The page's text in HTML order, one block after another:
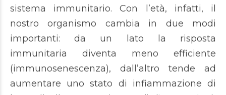
sistema immunitario. Con l’età, infatti, il
nostro organismo cambia in due modi
importanti: da un lato la risposta
immunitaria diventa meno efficiente
(immunosenescenza), dall’altro tende ad
aumentare uno stato di infiammazione di